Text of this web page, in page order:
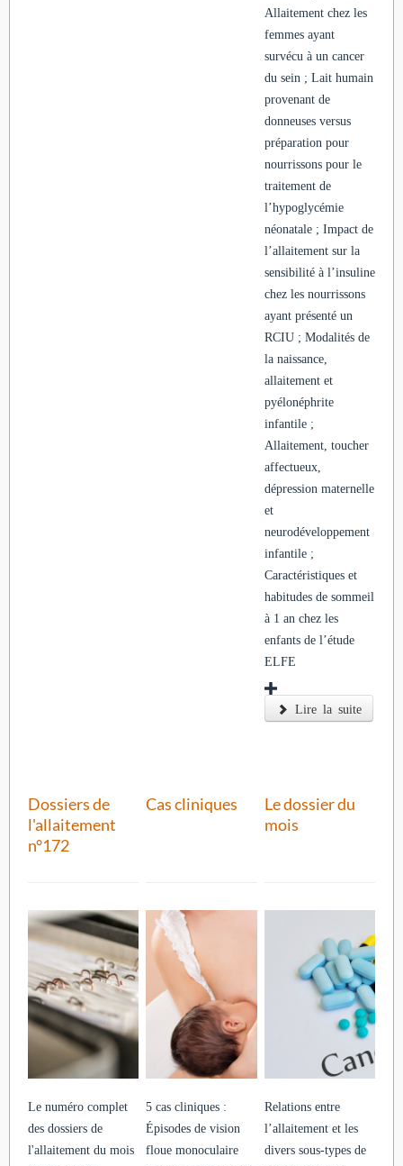
Allaitement chez les
femmes ayant
survécu à un cancer
du sein ; Lait humain
provenant de
donneuses versus
préparation pour
nourrissons pour le
traitement de
l’hypoglycémie
néonatale ; Impact de
l’allaitement sur la
sensibilité à l’insuline
chez les nourrissons
ayant présenté un
RCIU ; Modalités de
la naissance,
allaitement et
pyélonéphrite
infantile ;
Allaitement, toucher
affectueux,
dépression maternelle
et
neurodéveloppement
infantile ;
Caractéristiques et
habitudes de sommeil
à 1 an chez les
enfants de l’étude
ELFE
Lire la suite
Dossiers de
l'allaitement
n°172
Le numéro complet
des dossiers de
l'allaitement du mois
Cas cliniques
5 cas cliniques :
Épisodes de vision
floue monoculaire
Le dossier du
mois
Relations entre
l’allaitement et les
divers sous-types de